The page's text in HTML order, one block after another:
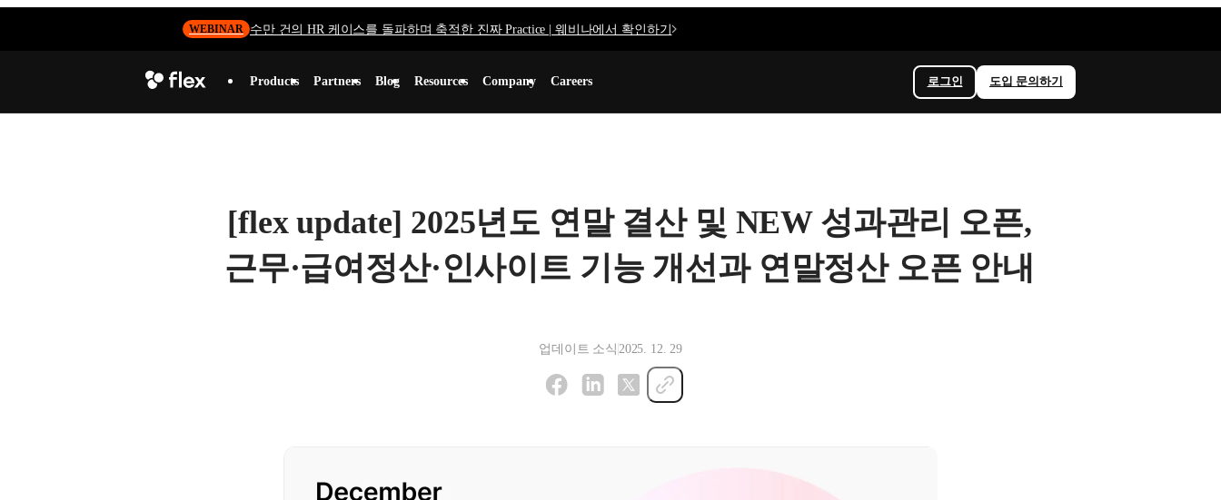
WEBINAR 수만 건의 HR 케이스를 돌파하며 축적한 진짜 Practice | 웨비나에서 확인하기
Products Partners Blog Resources Company Careers 로그인 도입 문의하기
[flex update] 2025년도 연말 결산 및 NEW 성과관리 오픈,
근무·급여정산·인사이트 기능 개선과 연말정산 오픈 안내
업데이트 소식 2025. 12. 29